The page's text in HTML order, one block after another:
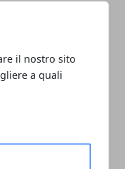
il nostro sito
a quali